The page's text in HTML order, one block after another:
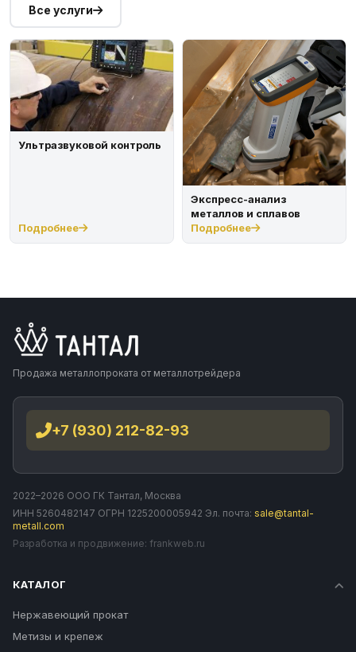
Все услуги
Ультразвуковой контроль
Подробнее
Экспресс-анализ
металлов и сплавов
Подробнее
Продажа металлопроката от металлотрейдера
+7 (930) 212-82-93
2022–2026 ООО ГК Тантал, Москва
ИНН 5260482147 ОГРН 1225200005942 Эл. почта: sale@tantal-
metall.com
Разработка и продвижение: frankweb.ru
КАТАЛОГ
Нержавеющий прокат
Метизы и крепеж